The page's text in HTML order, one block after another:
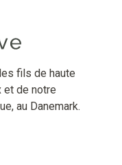
fils de haute
et de notre
au Danemark.